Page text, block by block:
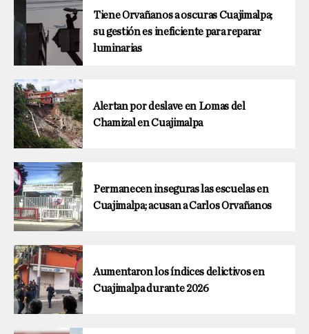
Tiene Orvañanos a oscuras Cuajimalpa;
su gestión es ineficiente para reparar
luminarias
Alertan por deslave en Lomas del
Chamizal en Cuajimalpa
Permanecen inseguras las escuelas en
Cuajimalpa; acusan a Carlos Orvañanos
Aumentaron los índices delictivos en
Cuajimalpa durante 2026